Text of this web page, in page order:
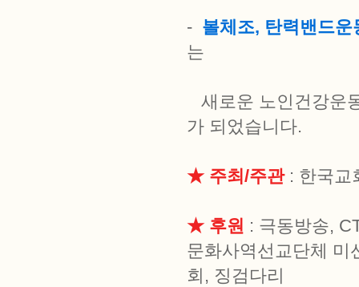
- 볼체조, 탄력밴드
는
새로운 노인건강운
가 되었습니다.
★ 주최/주관: 한국교
★ 후원 : 극동방송,
문화사역선교단체 미
회, 징검다리